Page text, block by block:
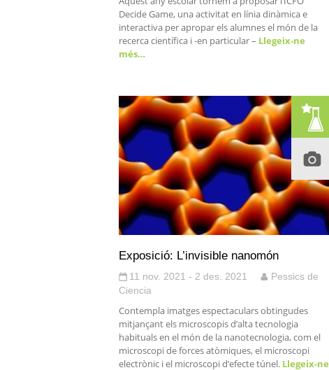
Decide Game, una activitat en línia dinàmica e
interactiva per apropar els alumnes el món de la
recerca científica i -en particular – Llegeix-ne
més…
Exposició: L’invisible nanomón
11 nov. 2021 - 2 des. 2021
Pessics de
Ciencia
Contempla imatges espectaculars obtingudes
mitjançant els microscopis d’alta tecnologia
habituals en el món de la nanotecnologia, com el
microscopi de forces atòmiques, el microscopi
electrònic i el microscopi d’efecte túnel. Llegeix-ne